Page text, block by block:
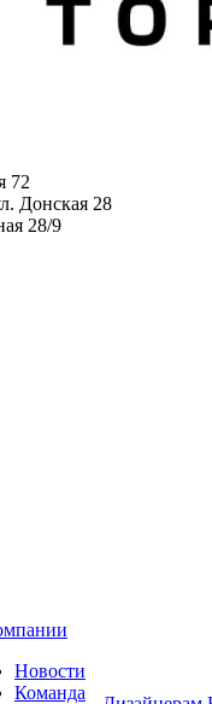
72
Донская 28
28/9
Новости
Команда